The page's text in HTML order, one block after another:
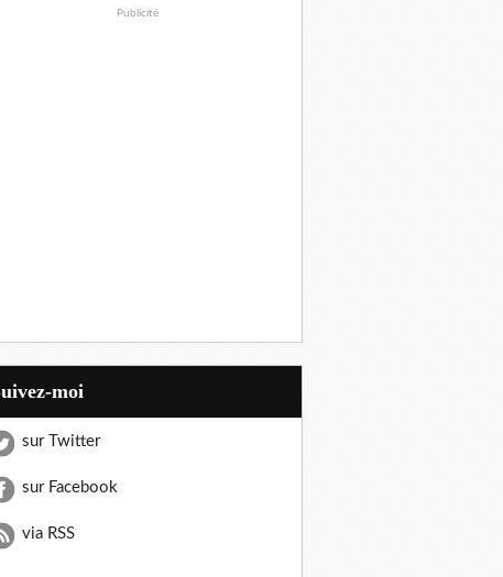
Publicité
Suivez-moi
sur Twitter
sur Facebook
via RSS